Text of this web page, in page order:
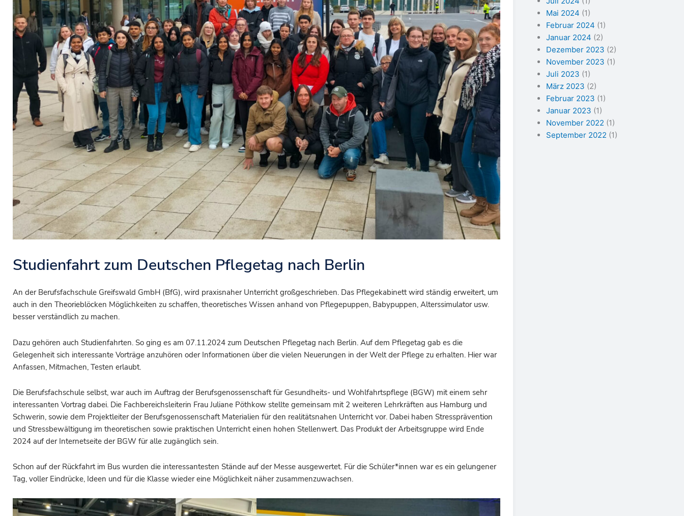
Studienfahrt zum Deutschen Pflegetag nach Berlin
An der Berufsfachschule Greifswald GmbH (BfG), wird praxisnaher Unterricht großgeschrieben. Das Pflegekabinett wird ständig erweitert, um
auch in den Theorieblöcken Möglichkeiten zu schaffen, theoretisches Wissen anhand von Pflegepuppen, Babypuppen, Alterssimulator usw.
besser verständlich zu machen.
Dazu gehören auch Studienfahrten. So ging es am 07.11.2024 zum Deutschen Pflegetag nach Berlin. Auf dem Pflegetag gab es die
Gelegenheit sich interessante Vorträge anzuhören oder Informationen über die vielen Neuerungen in der Welt der Pflege zu erhalten. Hier war
Anfassen, Mitmachen, Testen erlaubt.
Die Berufsfachschule selbst, war auch im Auftrag der Berufsgenossenschaft für Gesundheits- und Wohlfahrtspflege (BGW) mit einem sehr
interessanten Vortrag dabei. Die Fachbereichsleiterin Frau Juliane Pöthkow stellte gemeinsam mit 2 weiteren Lehrkräften aus Hamburg und
Schwerin, sowie dem Projektleiter der Berufsgenossenschaft Materialien für den realitätsnahen Unterricht vor. Dabei haben Stressprävention
und Stressbewältigung im theoretischen sowie praktischen Unterricht einen hohen Stellenwert. Das Produkt der Arbeitsgruppe wird Ende
2024 auf der Internetseite der BGW für alle zugänglich sein.
Schon auf der Rückfahrt im Bus wurden die interessantesten Stände auf der Messe ausgewertet. Für die Schüler*innen war es ein gelungener
Tag, voller Eindrücke, Ideen und für die Klasse wieder eine Möglichkeit näher zusammenzuwachsen.
Mai 2024 (1)
Februar 2024 (1)
Januar 2024 (2)
Dezember 2023 (2)
November 2023 (1)
Juli 2023 (1)
März 2023 (2)
Februar 2023 (1)
Januar 2023 (1)
November 2022 (1)
September 2022 (1)